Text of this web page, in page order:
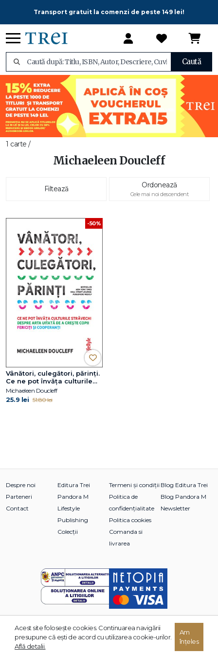
Transport gratuit la comenzi de peste 149 lei!
Caută
1 carte /
Michaeleen Doucleff
Filtează Ordonează
Cele mai noi descendent
-50%
Vânători, culegători, părinți.
Ce ne pot învăța culturile
străvechi despre arta uitată
de a crește copii fericiți și
cooperanți
Michaeleen Doucleff
25.9 lei 51.80 lei
Despre noi
Parteneri
Contact
Editura Trei
Pandora M
Lifestyle
Publishing
Colecții
Termeni și condiții
Politica de
confidențialitate
Politica cookies
Comanda si
livrarea
Blog Editura Trei
Blog Pandora M
Newsletter
© 2026 Grupul Editorial TREI. Toate drepturile rezervate.
Acest site foloseşte cookies. Continuarea navigării
presupune că eşti de acord cu utilizarea cookie-urilor.
Află detalii.
Am
înțeles